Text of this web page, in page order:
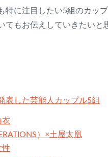
特に注目したい5組のカッ
てもお伝えしていきたいと
表した芸能人カップル5組
衣
）×土屋太凰
性